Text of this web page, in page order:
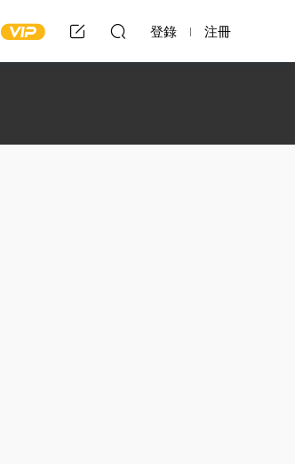
登錄 注冊